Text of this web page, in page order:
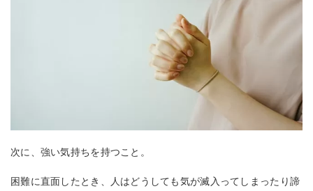
次に、強い気持ちを持つこと。
困難に直面したとき、人はどうしても気が滅入ってしまったり諦